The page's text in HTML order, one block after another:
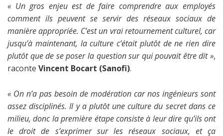
« Un gros enjeu est de faire comprendre aux employés
comment ils peuvent se servir des réseaux sociaux de
manière appropriée. C’est un vrai retournement culturel, car
jusqu’à maintenant, la culture c’était plutôt de ne rien dire
plutôt que de se poser la question sur qui pouvait être dit »,
raconte Vincent Bocart (Sanofi).
« On n’a pas besoin de modération car nos ingénieurs sont
assez disciplinés. Il y a plutôt une culture du secret dans ce
milieu, donc la première étape consiste à leur dire qu’ils ont
le droit de s’exprimer sur les réseaux sociaux, et ça